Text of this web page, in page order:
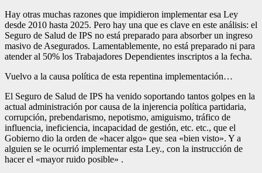
Hay otras muchas razones que impidieron implementar esa Ley
desde 2010 hasta 2025. Pero hay una que es clave en este análisis: el
Seguro de Salud de IPS no está preparado para absorber un ingreso
masivo de Asegurados. Lamentablemente, no está preparado ni para
atender al 50% los Trabajadores Dependientes inscriptos a la fecha.
Vuelvo a la causa política de esta repentina implementación…
El Seguro de Salud de IPS ha venido soportando tantos golpes en la
actual administración por causa de la injerencia política partidaria,
corrupción, prebendarismo, nepotismo, amiguismo, tráfico de
influencia, ineficiencia, incapacidad de gestión, etc. etc., que el
Gobierno dio la orden de «hacer algo» que sea «bien visto». Y a
alguien se le ocurrió implementar esta Ley., con la instrucción de
hacer el «mayor ruido posible» .